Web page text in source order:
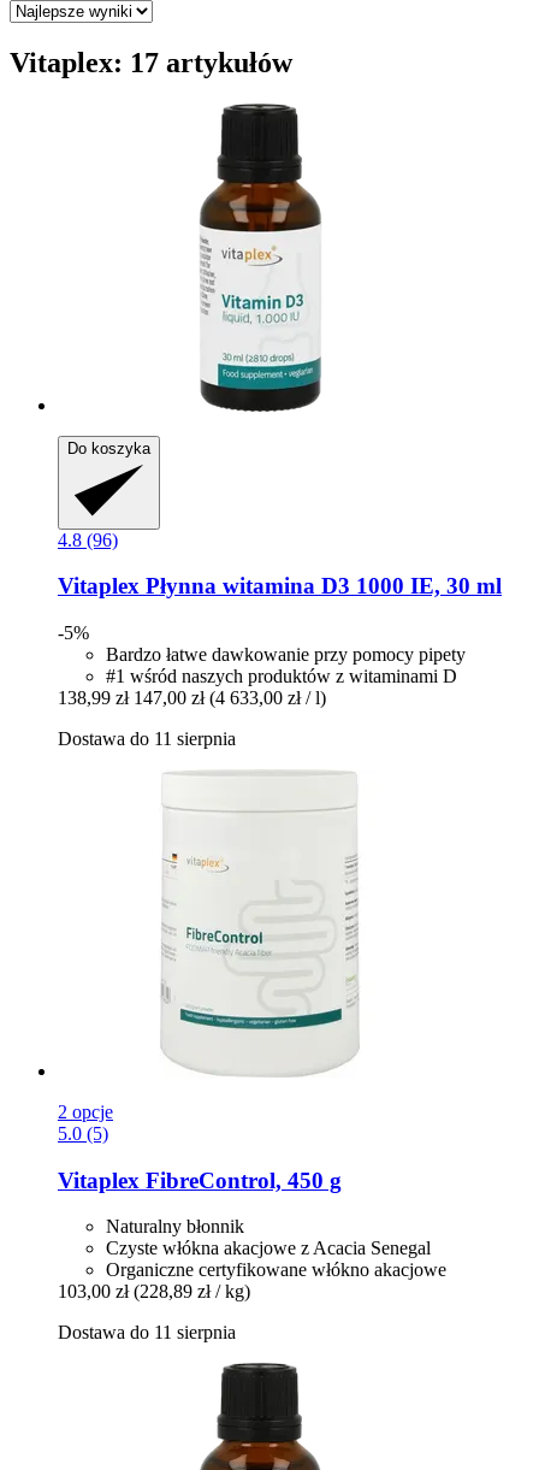
Vitaplex: 17 artykułów
Do koszyka
4.8 (96)
Vitaplex Płynna witamina D3 1000 IE, 30 ml
-5%
Bardzo łatwe dawkowanie przy pomocy pipety
#1 wśród naszych produktów z witaminami D
138,99 zł 147,00 zł (4 633,00 zł / l)
Dostawa do 11 sierpnia
2 opcje
5.0 (5)
Vitaplex FibreControl, 450 g
Naturalny błonnik
Czyste włókna akacjowe z Acacia Senegal
Organiczne certyfikowane włókno akacjowe
103,00 zł (228,89 zł / kg)
Dostawa do 11 sierpnia